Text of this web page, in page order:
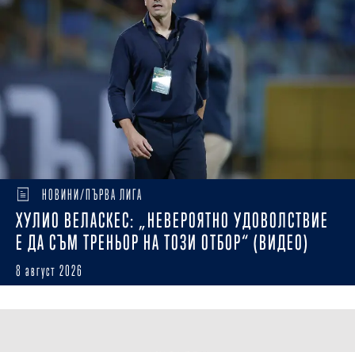
НОВИНИ/ПЪРВА ЛИГА
ХУЛИО ВЕЛАСКЕС: „НЕВЕРОЯТНО УДОВОЛСТВИЕ
Е ДА СЪМ ТРЕНЬОР НА ТОЗИ ОТБОР“ (ВИДЕО)
8 август 2026